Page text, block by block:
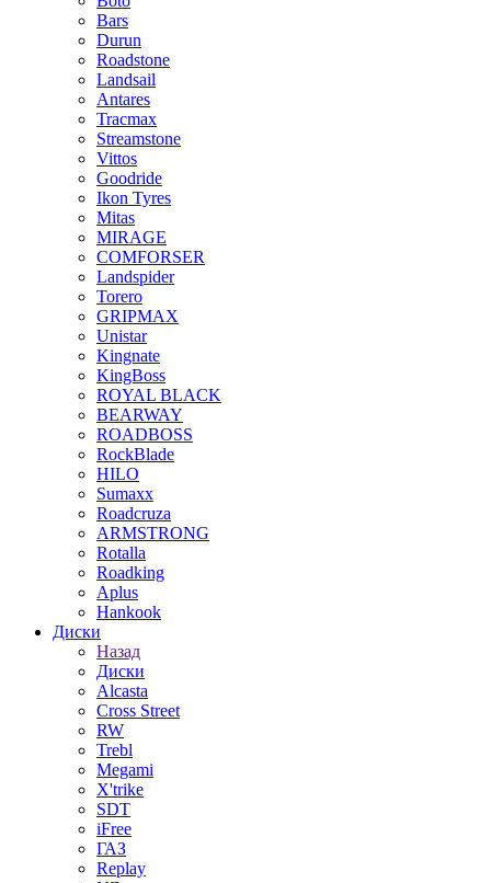
Bars
Durun
Roadstone
Landsail
Antares
Tracmax
Streamstone
Vittos
Goodride
Ikon Tyres
Mitas
MIRAGE
COMFORSER
Landspider
Torero
GRIPMAX
Unistar
Kingnate
KingBoss
ROYAL BLACK
BEARWAY
ROADBOSS
RockBlade
HILO
Sumaxx
Roadcruza
ARMSTRONG
Rotalla
Roadking
Aplus
Hankook
Диски
Назад
Диски
Alcasta
Cross Street
RW
Trebl
Megami
X'trike
SDT
iFree
ГАЗ
Replay